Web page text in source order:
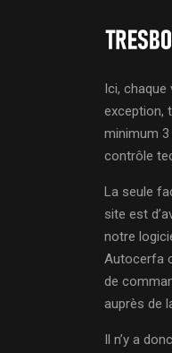
Ici, chaque
exception,
minimum
contrôle
La seule
site est
notre
Autocerfa
de
auprès de
Il n’y a